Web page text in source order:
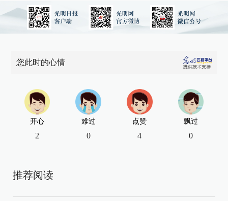
您此时的心情
开心
2
难过
0
点赞
4
飘过
0
推荐阅读